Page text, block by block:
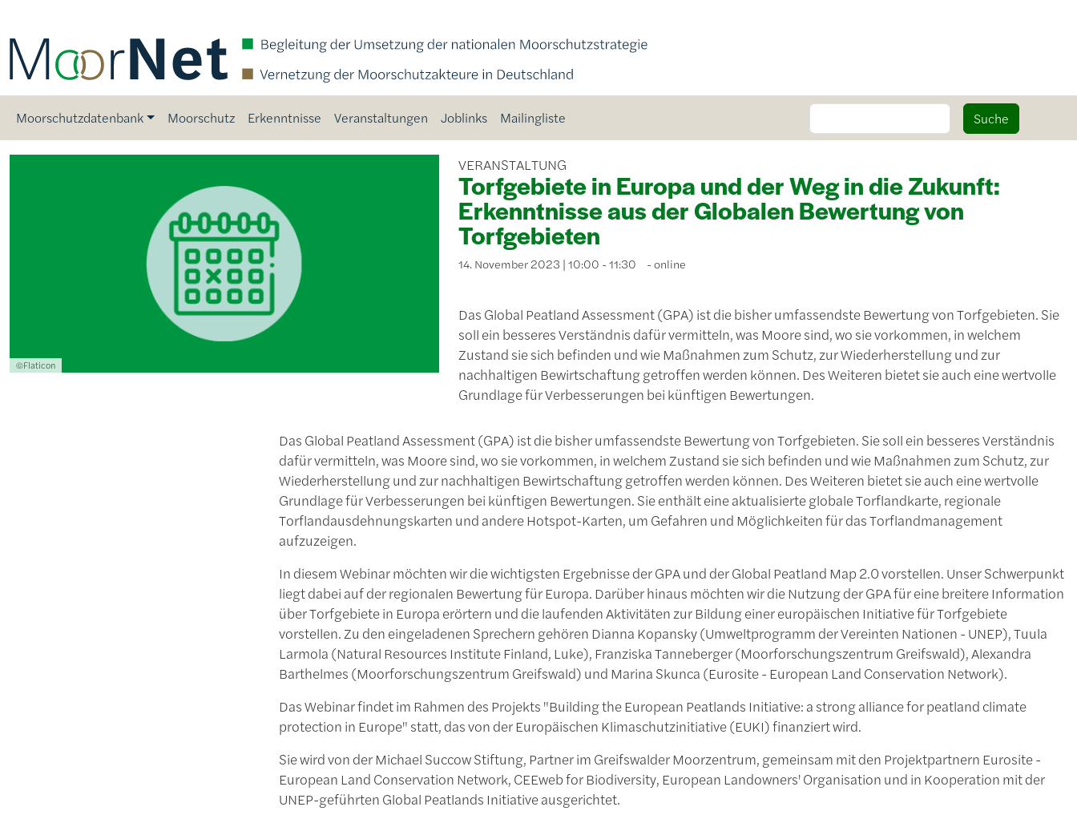
Main navigation
Moorschutzdatenbank Moorschutz Erkenntnisse Veranstaltungen Joblinks Mailingliste Suche Suche
Lizenzinformationen einschließlich Urheberrecht
©Flaticon
VERANSTALTUNG
Torfgebiete in Europa und der Weg in die Zukunft:
Erkenntnisse aus der Globalen Bewertung von
Torfgebieten
14. November 2023 | 10:00 - 11:30 online
Das Global Peatland Assessment (GPA) ist die bisher umfassendste Bewertung von Torfgebieten. Sie
soll ein besseres Verständnis dafür vermitteln, was Moore sind, wo sie vorkommen, in welchem
Zustand sie sich befinden und wie Maßnahmen zum Schutz, zur Wiederherstellung und zur
nachhaltigen Bewirtschaftung getroffen werden können. Des Weiteren bietet sie auch eine wertvolle
Grundlage für Verbesserungen bei künftigen Bewertungen.
Das Global Peatland Assessment (GPA) ist die bisher umfassendste Bewertung von Torfgebieten. Sie soll ein besseres Verständnis
dafür vermitteln, was Moore sind, wo sie vorkommen, in welchem Zustand sie sich befinden und wie Maßnahmen zum Schutz, zur
Wiederherstellung und zur nachhaltigen Bewirtschaftung getroffen werden können. Des Weiteren bietet sie auch eine wertvolle
Grundlage für Verbesserungen bei künftigen Bewertungen. Sie enthält eine aktualisierte globale Torflandkarte, regionale
Torflandausdehnungskarten und andere Hotspot-Karten, um Gefahren und Möglichkeiten für das Torflandmanagement
aufzuzeigen.
In diesem Webinar möchten wir die wichtigsten Ergebnisse der GPA und der Global Peatland Map 2.0 vorstellen. Unser Schwerpunkt
liegt dabei auf der regionalen Bewertung für Europa. Darüber hinaus möchten wir die Nutzung der GPA für eine breitere Information
über Torfgebiete in Europa erörtern und die laufenden Aktivitäten zur Bildung einer europäischen Initiative für Torfgebiete
vorstellen. Zu den eingeladenen Sprechern gehören Dianna Kopansky (Umweltprogramm der Vereinten Nationen - UNEP), Tuula
Larmola (Natural Resources Institute Finland, Luke), Franziska Tanneberger (Moorforschungszentrum Greifswald), Alexandra
Barthelmes (Moorforschungszentrum Greifswald) und Marina Skunca (Eurosite - European Land Conservation Network).
Das Webinar findet im Rahmen des Projekts "Building the European Peatlands Initiative: a strong alliance for peatland climate
protection in Europe" statt, das von der Europäischen Klimaschutzinitiative (EUKI) finanziert wird.
Sie wird von der Michael Succow Stiftung, Partner im Greifswalder Moorzentrum, gemeinsam mit den Projektpartnern Eurosite -
European Land Conservation Network, CEEweb for Biodiversity, European Landowners' Organisation und in Kooperation mit der
UNEP-geführten Global Peatlands Initiative ausgerichtet.